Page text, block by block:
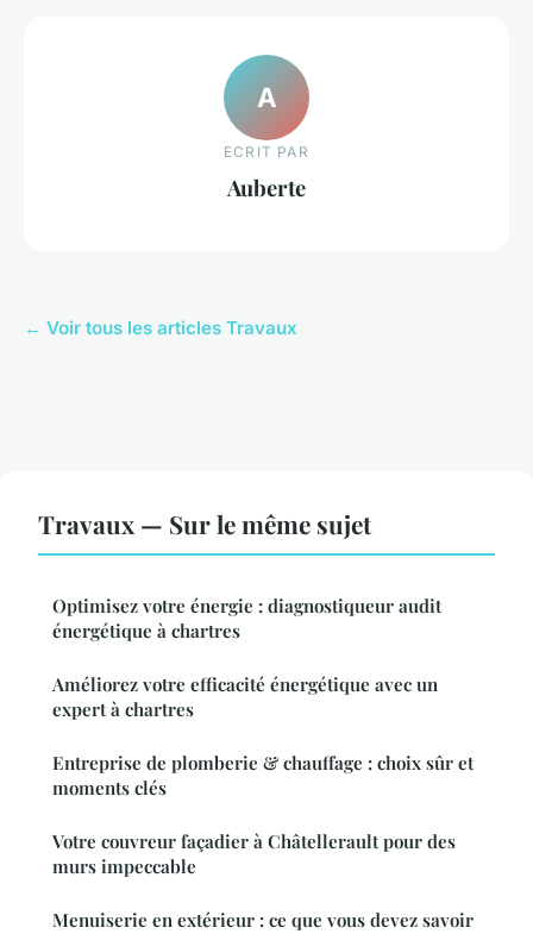
A
ECRIT PAR
Auberte
← Voir tous les articles Travaux
Travaux — Sur le même sujet
Optimisez votre énergie : diagnostiqueur audit
énergétique à chartres
Améliorez votre efficacité énergétique avec un
expert à chartres
Entreprise de plomberie & chauffage : choix sûr et
moments clés
Votre couvreur façadier à Châtellerault pour des
murs impeccable
Menuiserie en extérieur : ce que vous devez savoir